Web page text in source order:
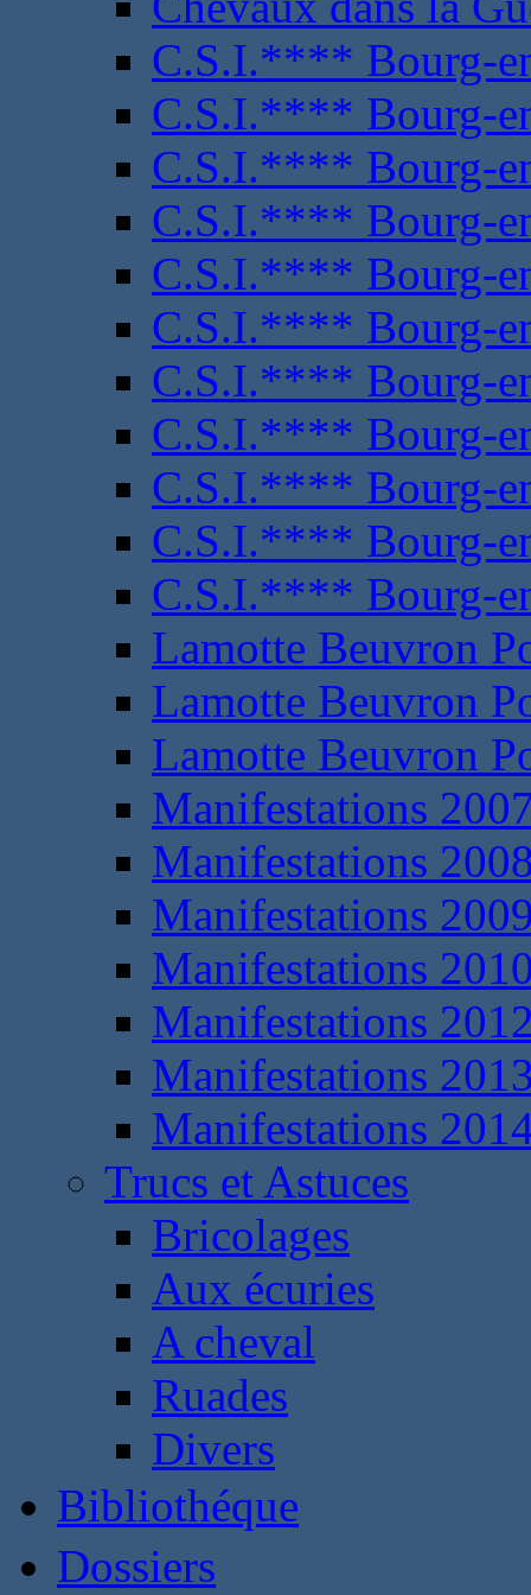
C.S.I.**** Bourg-
C.S.I.**** Bourg-
C.S.I.**** Bourg-
C.S.I.**** Bourg-
C.S.I.**** Bourg-
C.S.I.**** Bourg-
C.S.I.**** Bourg-
C.S.I.**** Bourg-
C.S.I.**** Bourg-
C.S.I.**** Bourg-
C.S.I.**** Bourg-
Lamotte Beuvron
Lamotte Beuvron
Lamotte Beuvron
Manifestations
Manifestations
Manifestations
Manifestations
Manifestations
Manifestations
Manifestations
Trucs et Astuces
Bricolages
Aux écuries
A cheval
Ruades
Divers
Bibliothéque
Dossiers